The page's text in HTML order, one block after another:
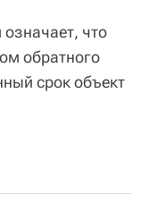
что
обратного
срок объект